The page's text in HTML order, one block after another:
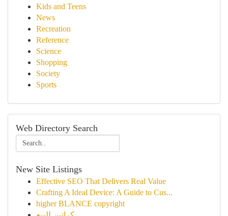
Kids and Teens
News
Recreation
Reference
Science
Shopping
Society
Sports
Web Directory Search
New Site Listings
Effective SEO That Delivers Real Value
Crafting A Ideal Device: A Guide to Cus...
higher BLANCE copyright